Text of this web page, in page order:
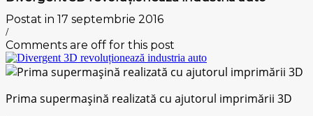
Postat in 17 septembrie 2016
/
Comments are off for this post
Prima supermașină realizată cu ajutorul imprimării 3D